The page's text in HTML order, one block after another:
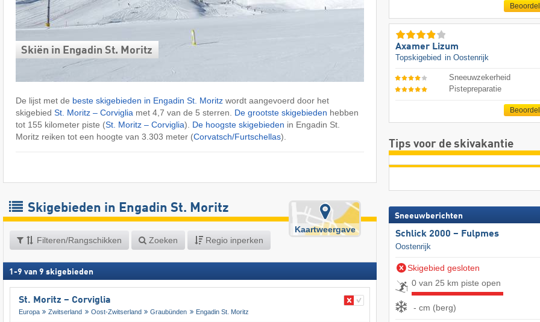
Skiën in Engadin St. Moritz
De lijst met de beste skigebieden in Engadin St. Moritz wordt aangevoerd door het
skigebied St. Moritz – Corviglia met 4,7 van de 5 sterren. De grootste skigebieden hebben
tot 155 kilometer piste (St. Moritz – Corviglia). De hoogste skigebieden in Engadin St.
Moritz reiken tot een hoogte van 3.303 meter (Corvatsch/​Furtschellas).
Skigebieden in Engadin St. Moritz
Filteren/Rangschikken Zoeken Regio inperken
Kaartweergave
1 -9 van 9 skigebieden
St. Moritz – Corviglia
Europa Zwitserland Oost-Zwitserland Graubünden Engadin St. Moritz
Axamer Lizum
Topskigebied in Oostenrijk
Sneeuwzekerheid
Pistepreparatie
Tips voor de skivakantie
Sneeuwberichten
Schlick 2000 – Fulpmes
Oostenrijk
Skigebied gesloten
0 van 25 km piste open
- cm (berg)